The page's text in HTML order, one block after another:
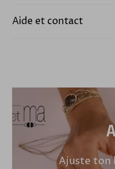
Aide et contact
Ajuste ton